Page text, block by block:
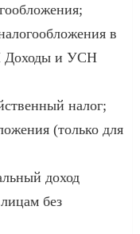
в
Доходы и УСН
налог;
(только для
доход
без